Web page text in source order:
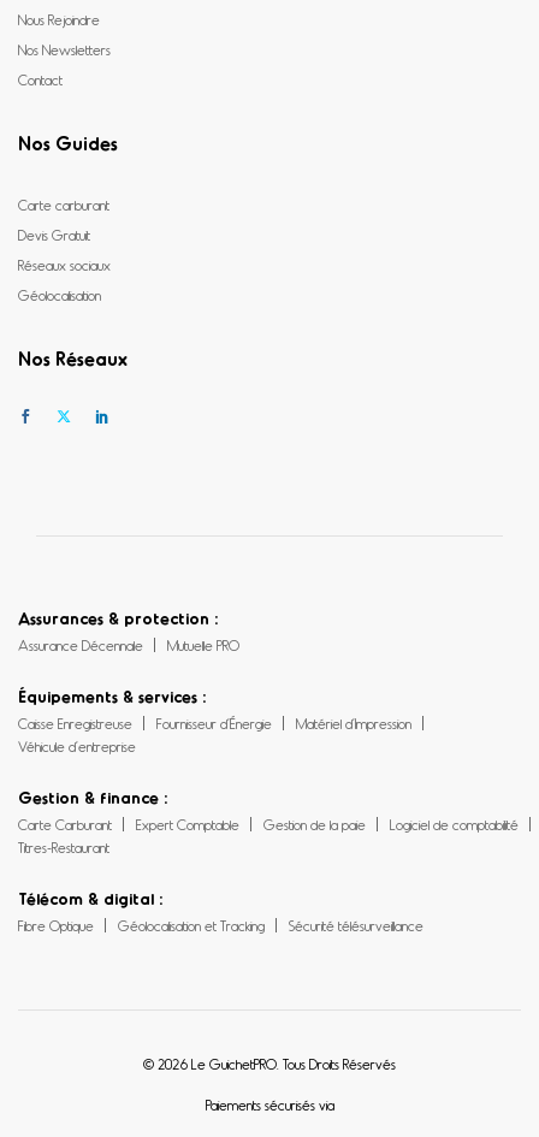
Nous Rejoindre
Nos Newsletters
Contact
Nos Guides
Carte carburant
Devis Gratuit
Réseaux sociaux
Géolocalisation
Nos Réseaux
Assurances & protection :
Assurance Décennale Mutuelle PRO
Équipements & services :
Caisse Enregistreuse Fournisseur d’Énergie
Matériel d’Impression
Véhicule d’entreprise
Gestion & finance :
Carte Carburant Expert Comptable Gestion de la paie
Logiciel de comptabilité
Titres-Restaurant
Télécom & digital :
Fibre Optique Géolocalisation et Tracking Sécurité télésurveillance
© 2026 Le GuichetPRO. Tous Droits Réservés
Paiements sécurisés via